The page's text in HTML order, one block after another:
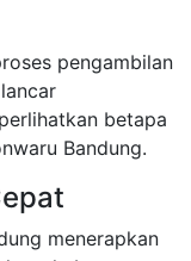
pengambilan
betapa
Bandung.
menerapkan